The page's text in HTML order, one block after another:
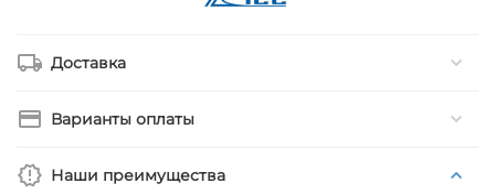
Доставка
Варианты оплаты
Наши преимущества